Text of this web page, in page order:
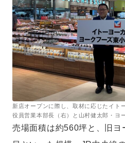
新店オープンに際し、取材に応じたイト
役員営業本部長（右）と山村健太郎・ヨ
売場面積は約560坪と、旧ヨ